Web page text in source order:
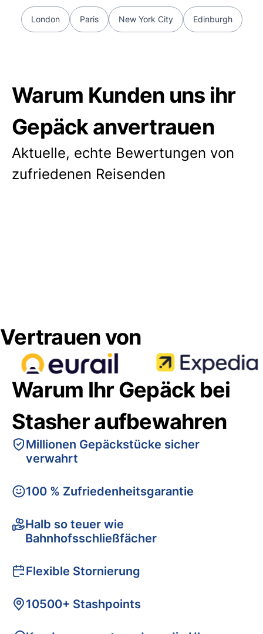
London Paris New York City Edinburgh
Warum Kunden uns ihr
Gepäck anvertrauen
Aktuelle, echte Bewertungen von
zufriedenen Reisenden
Vertrauen von
Warum Ihr Gepäck bei
Stasher aufbewahren
Millionen Gepäckstücke sicher
verwahrt
100 % Zufriedenheitsgarantie
Halb so teuer wie
Bahnhofsschließfächer
Flexible Stornierung
10500+ Stashpoints